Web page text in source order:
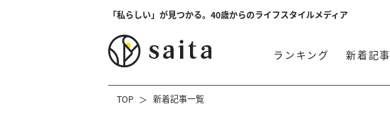
「私らしい」が見つかる。40歳からのライフスタイルメディア
ランキング 新着記事
TOP 新着記事一覧